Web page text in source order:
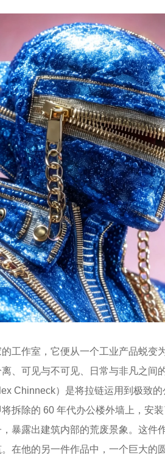
工作室，它便从一个工业产品蜕变
、可见与不可见、日常与非凡之间
Chinneck）是将拉链运用到极致
拆除的 60 年代办公楼外墙上，安
暴露出建筑内部的荒废景象。这件
在他的另一件作品中，一个巨大的